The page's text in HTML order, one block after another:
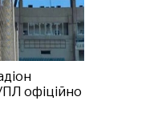
офіційно